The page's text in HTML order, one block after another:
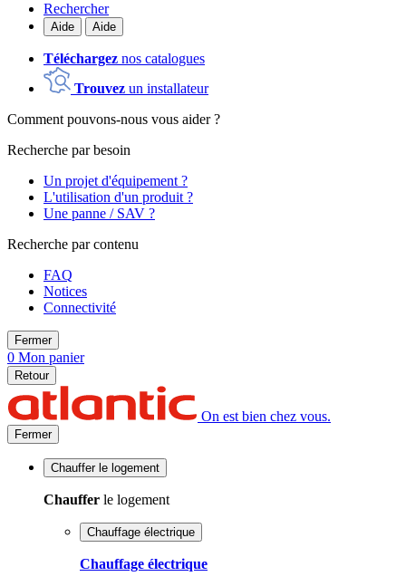
Rechercher
Aide Aide
Téléchargez nos catalogues
Trouvez un installateur
Comment pouvons-nous vous aider ?
Recherche par besoin
Un projet d'équipement ?
L'utilisation d'un produit ?
Une panne / SAV ?
Recherche par contenu
FAQ
Notices
Connectivité
Fermer
0 Mon panier
Retour
On est bien chez vous.
Fermer
Chauffer le logement
Chauffer le logement
Chauffage électrique
Chauffage électrique